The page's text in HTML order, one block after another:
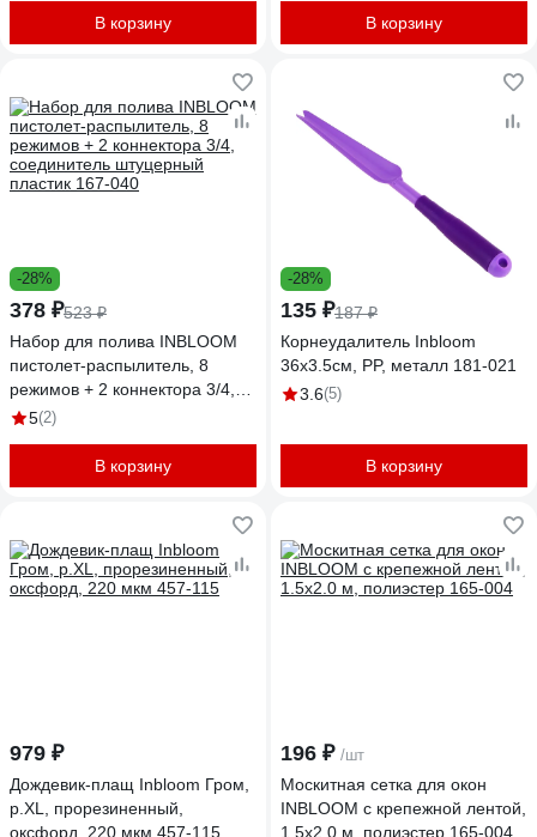
В корзину В корзину
-28%
378 ₽523 ₽
Набор для полива INBLOOM
пистолет-распылитель, 8
режимов + 2 коннектора 3/4,
соединитель штуцерный
5(2)
В корзину
-28%
135 ₽187 ₽
Корнеудалитель Inbloom
36х3.5см, PP, металл 181-021
3.6(5)
В корзину
979 ₽
Дождевик-плащ Inbloom Гром,
р.XL, прорезиненный,
оксфорд, 220 мкм 457-115
196 ₽ /шт
Москитная сетка для окон
INBLOOM с крепежной лентой,
1.5x2.0 м, полиэстер 165-004